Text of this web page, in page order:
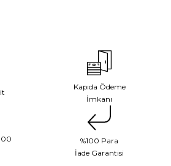
Kapıda Ödeme
İmkanı
%100 Para
İade Garantisi